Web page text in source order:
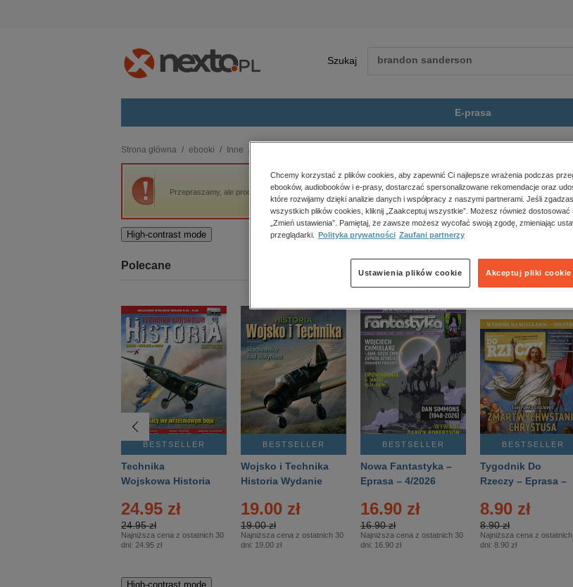
Szukaj
E-prasa
budownictwo, aranżacja wnętrz
biznesowe, branżowe, gospodarka
darmowe wydania
edukacja
kobiece, lifestyle, kultura
polityka, społeczno-informacyjne
psychologiczne
inne
popularno-naukowe
historia
zdrowie
religie
Strona główna ebooki Inne
Przepraszamy, ale produkt „Biały terror” nie jest dostępny.
High-contrast mode
Polecane
BESTSELLER
Technika
Wojskowa Historia
24.95 zł
24.95 zł
Najniższa cena z ostatnich 30
dni: 24.95 zł
BESTSELLER
Wojsko i Technika
Historia Wydanie
– 2/2026
19.00 zł
19.00 zł
Najniższa cena z ostatnich 30
dni: 19.00 zł
BESTSELLER
Nowa Fantastyka –
Eprasa – 4/2026
16.90 zł
16.90 zł
Najniższa cena z ostatnich 30
dni: 16.90 zł
BESTSELLER
Tygodnik Do
Rzeczy – Eprasa –
8.90 zł
8.90 zł
Najniższa cena z
dni: 8.90 zł
High-contrast mode
Chcemy korzystać z plików cookies, aby zapewnić Ci najlepsze wrażenia podczas
ebooków, audiobooków i e-prasy, dostarczać spersonalizowane rekomendacje oraz
które rozwijamy dzięki analizie danych i współpracy z naszymi partnerami. Jeśli
wszystkich plików cookies, kliknij „Zaakceptuj wszystkie”. Możesz również dostosować
„Zmień ustawienia”. Pamiętaj, że zawsze możesz wycofać swoją zgodę, zmieniając
przeglądarki.
Polityka prywatności Zaufani partnerzy
Akceptuj pliki cookie
Ustawienia plików cookie